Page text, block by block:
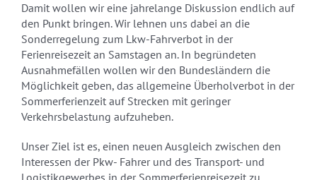
Damit wollen wir eine jahrelange Diskussion endlich auf
den Punkt bringen. Wir lehnen uns dabei an die
Sonderregelung zum Lkw-Fahrverbot in der
Ferienreisezeit an Samstagen an. In begründeten
Ausnahmefällen wollen wir den Bundesländern die
Möglichkeit geben, das allgemeine Überholverbot in der
Sommerferienzeit auf Strecken mit geringer
Verkehrsbelastung aufzuheben.
Unser Ziel ist es, einen neuen Ausgleich zwischen den
Interessen der Pkw- Fahrer und des Transport- und